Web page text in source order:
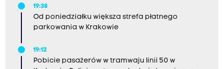
19:38
Od poniedziałku większa strefa płatnego
parkowania w Krakowie
19:12
Pobicie pasażerów w tramwaju linii 50 w